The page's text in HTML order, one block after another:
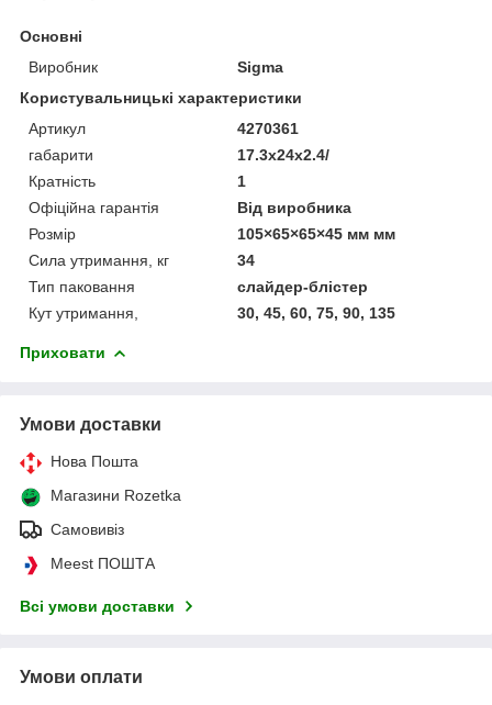
Основні
Виробник
Sigma
Користувальницькі характеристики
Артикул
4270361
габарити
17.3x24x2.4/
Кратність
1
Офіційна гарантія
Від виробника
Розмір
105×65×65×45 мм мм
Сила утримання, кг
34
Тип паковання
слайдер-блістер
Кут утримання,
30, 45, 60, 75, 90, 135
Приховати
Умови доставки
Нова Пошта
Магазини Rozetka
Самовивіз
Meest ПОШТА
Всі умови доставки
Умови оплати